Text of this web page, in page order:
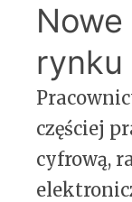
rynku
częściej
cyfrową,